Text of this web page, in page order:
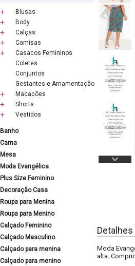
Blusas
Body
Calças
Camisas
Casacos Femininos
Coletes
Conjuntos
Gestantes e Amamentação
Macacões
Shorts
Vestidos
Banho
Cama
Mesa
Moda Evangélica
Plus Size Feminino
Decoração Casa
Roupa para Menina
Roupa para Menino
Calçado Feminino
Calçado Masculino
Calçado para menina
Calçado para menino
Moda
alta.